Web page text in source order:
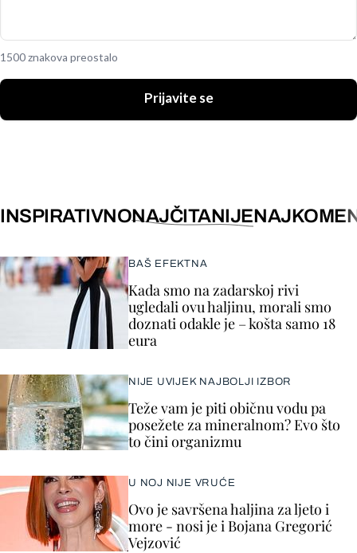
1500 znakova preostalo
Prijavite se
INSPIRATIVNONAJČITANIJE
BAŠ EFEKTNA
Kada smo na zadarskoj rivi
ugledali ovu haljinu, morali smo
doznati odakle je – košta samo 18
eura
NIJE UVIJEK NAJBOLJI IZBOR
Teže vam je piti običnu vodu pa
posežete za mineralnom? Evo što
to čini organizmu
U NOJ NIJE VRUĆE
Ovo je savršena haljina za ljeto i
more - nosi je i Bojana Gregorić
Vejzović